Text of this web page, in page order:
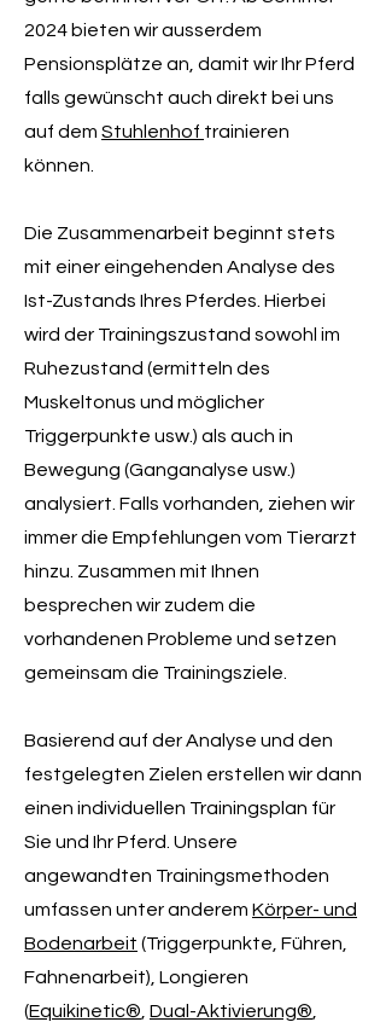
2024 bieten wir ausserdem
Pensionsplätze an, damit wir Ihr Pferd
falls gewünscht auch direkt bei uns
auf dem Stuhlenhof trainieren
können.
Die Zusammenarbeit beginnt stets
mit einer eingehenden Analyse des
Ist-Zustands Ihres Pferdes. Hierbei
wird der Trainingszustand sowohl im
Ruhezustand (ermitteln des
Muskeltonus und möglicher
Triggerpunkte usw.) als auch in
Bewegung (Ganganalyse usw.)
analysiert. Falls vorhanden, ziehen wir
immer die Empfehlungen vom Tierarzt
hinzu. Zusammen mit Ihnen
besprechen wir zudem die
vorhandenen Probleme und setzen
gemeinsam die Trainingsziele.
Basierend auf der Analyse und den
festgelegten Zielen erstellen wir dann
einen individuellen Trainingsplan für
Sie und Ihr Pferd. Unsere
angewandten Trainingsmethoden
umfassen unter anderem Körper- und
Bodenarbeit (Triggerpunkte, Führen,
Fahnenarbeit), Longieren
(Equikinetic® Dual-Aktivierung®